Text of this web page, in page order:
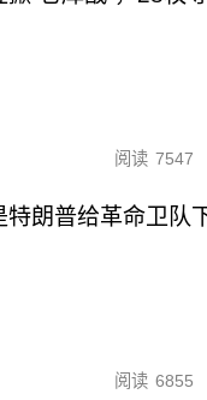
阅读 7547
朗普给革命卫队
阅读 6855